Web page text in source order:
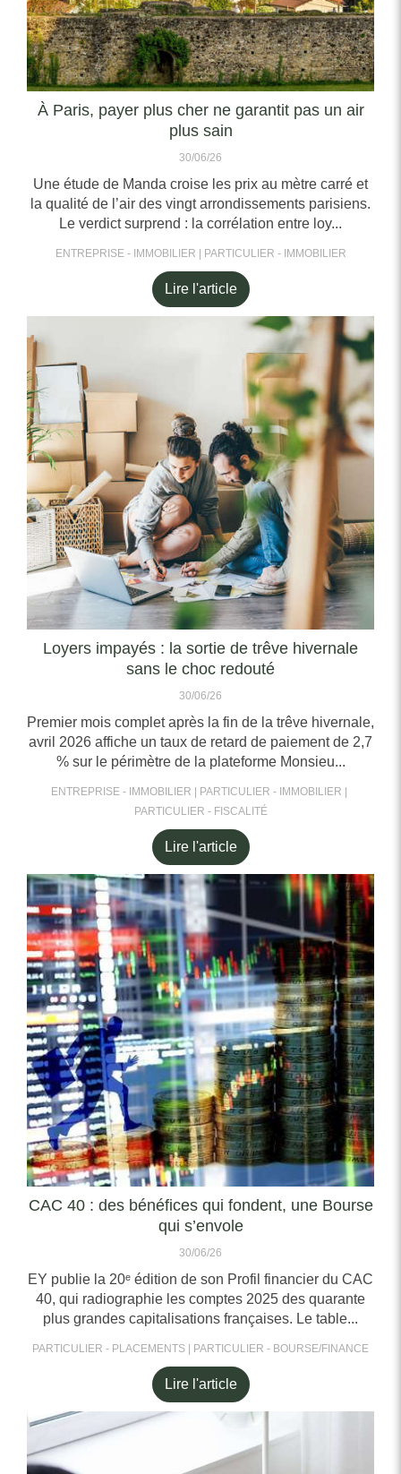
À Paris, payer plus cher ne garantit pas un air
plus sain
30/06/26
Une étude de Manda croise les prix au mètre carré et
la qualité de l’air des vingt arrondissements parisiens.
Le verdict surprend : la corrélation entre loy...
ENTREPRISE - IMMOBILIER PARTICULIER - IMMOBILIER
Lire l'article
Loyers impayés : la sortie de trêve hivernale
sans le choc redouté
30/06/26
Premier mois complet après la fin de la trêve hivernale,
avril 2026 affiche un taux de retard de paiement de 2,7
% sur le périmètre de la plateforme Monsieu...
ENTREPRISE - IMMOBILIER
PARTICULIER - IMMOBILIER
PARTICULIER - FISCALITÉ
Lire l'article
CAC 40 : des bénéfices qui fondent, une Bourse
qui s’envole
30/06/26
EY publie la 20ᵉ édition de son Profil financier du CAC
40, qui radiographie les comptes 2025 des quarante
plus grandes capitalisations françaises. Le table...
PARTICULIER - PLACEMENTS PARTICULIER - BOURSE/FINANCE
Lire l'article